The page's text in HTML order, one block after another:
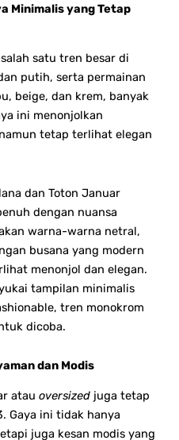
Minimalis yang Tetap
satu tren besar di
putih, serta permainan
beige, dan krem, banyak
ini menonjolkan
tetap terlihat elegan
dan Toton Januar
dengan nuansa
warna-warna netral,
busana yang modern
menonjol dan elegan.
tampilan minimalis
tren monokrom
dicoba.
dan Modis
atau oversized juga tetap
Gaya ini tidak hanya
juga kesan modis yang